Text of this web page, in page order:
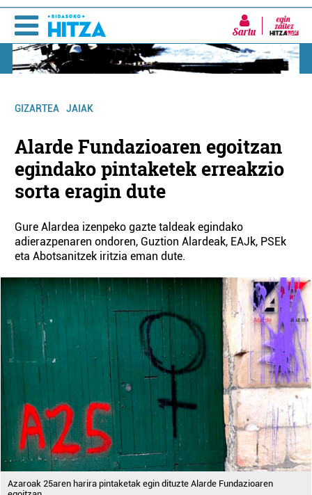
Sartu
GIZARTEA JAIAK
Alarde Fundazioaren egoitzan
egindako pintaketek erreakzio
sorta eragin dute
Gure Alardea izenpeko gazte taldeak egindako
adierazpenaren ondoren, Guztion Alardeak, EAJk, PSEk
eta Abotsanitzek iritzia eman dute.
Azaroak 25aren harira pintaketak egin dituzte Alarde Fundazioaren